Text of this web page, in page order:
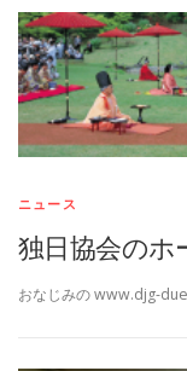
ニュース
独日協会の
おなじみの www.djg-